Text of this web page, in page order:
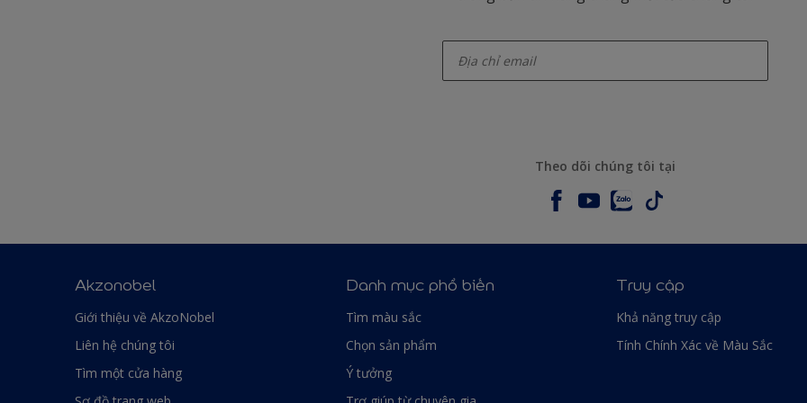
Theo dõi chúng tôi tại
Akzonobel
Giới thiệu về AkzoNobel
Liên hệ chúng tôi
Tìm một cửa hàng
Danh mục phổ biến
Tìm màu sắc
Chọn sản phẩm
Ý tưởng
Truy cập
Khả năng truy cập
Tính Chính Xác về Màu Sắc